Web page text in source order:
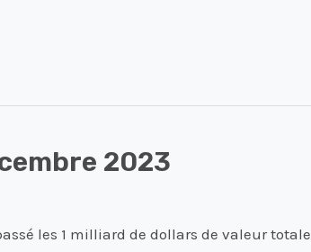
2023
les 1 milliard de dollars de valeur totale